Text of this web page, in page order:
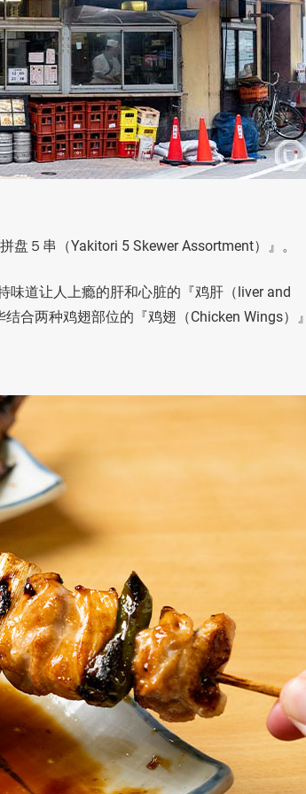
５串（Yakitori 5 Skewer Assortment）』。
味道让人上瘾的肝和心脏的『鸡肝（liver and
合两种鸡翅部位的『鸡翅（Chicken Wings）